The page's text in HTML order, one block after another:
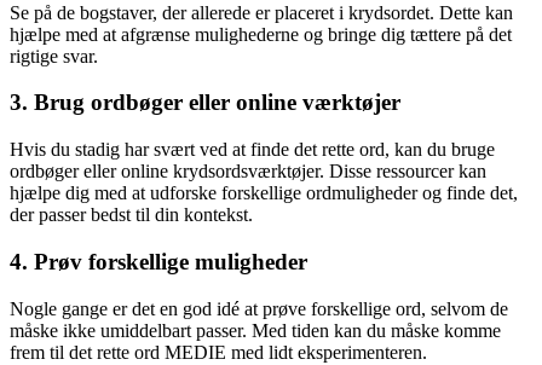
Se på de bogstaver, der allerede er placeret i krydsordet. Dette kan
hjælpe med at afgrænse mulighederne og bringe dig tættere på det
rigtige svar.
3. Brug ordbøger eller online værktøjer
Hvis du stadig har svært ved at finde det rette ord, kan du bruge
ordbøger eller online krydsordsværktøjer. Disse ressourcer kan
hjælpe dig med at udforske forskellige ordmuligheder og finde det,
der passer bedst til din kontekst.
4. Prøv forskellige muligheder
Nogle gange er det en god idé at prøve forskellige ord, selvom de
måske ikke umiddelbart passer. Med tiden kan du måske komme
frem til det rette ord MEDIE med lidt eksperimenteren.